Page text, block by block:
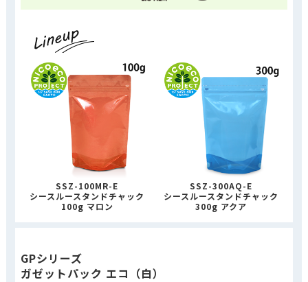
SSZ-100MR-E
シースルースタンドチャック
100g マロン
SSZ-300AQ-E
シースルースタンドチャック
300g アクア
GPシリーズ
ガゼットパック エコ（白）